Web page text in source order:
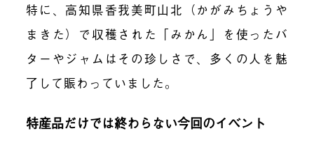
特に、高知県香我美町山北（かがみちょうや
まきた）で収穫された「みかん」を使ったバ
ターやジャムはその珍しさで、多くの人を魅
了して賑わっていました。
特産品だけでは終わらない今回のイベント